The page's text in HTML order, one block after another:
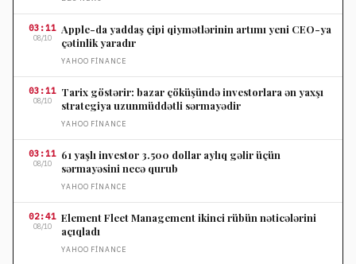
03:11
08/10
Apple-da yaddaş çipi qiymətlərinin artımı yeni CEO-ya
çətinlik yaradır
YAHOO FINANCE
03:11
08/10
Tarix göstərir: bazar çöküşündə investorlara ən yaxşı
strategiya uzunmüddətli sərmayədir
YAHOO FINANCE
03:11
08/10
61 yaşlı investor 3.500 dollar aylıq gəlir üçün
sərmayəsini necə qurub
YAHOO FINANCE
02:41
08/10
Element Fleet Management ikinci rübün nəticələrini
açıqladı
YAHOO FINANCE